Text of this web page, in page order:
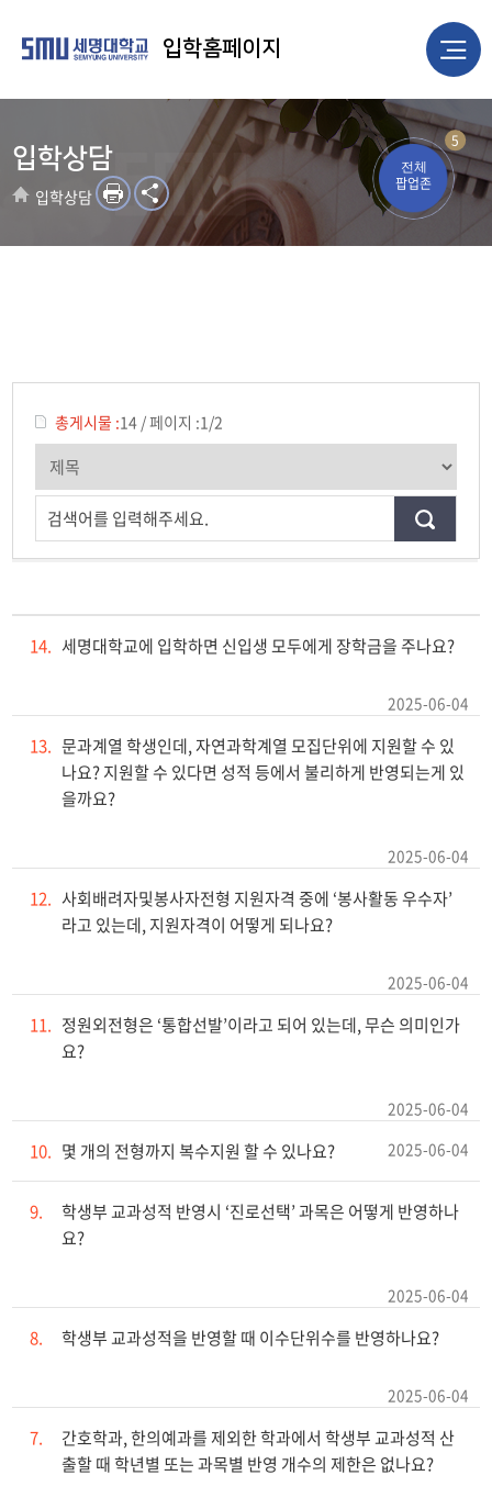
5
전체
팝업존
입학홈페이지
입학상담
입학상담
총게시물 :14 /페이지 :1/2
검색어를 입력해주세요.
14. 세명대학교에 입학하면 신입생 모두에게 장학금을 주나요?
2025-06-04
13. 문과계열 학생인데, 자연과학계열 모집단위에 지원할 수 있
나요? 지원할 수 있다면 성적 등에서 불리하게 반영되는게 있
을까요?
2025-06-04
12. 사회배려자및봉사자전형 지원자격 중에 ‘봉사활동 우수자’
라고 있는데, 지원자격이 어떻게 되나요?
2025-06-04
11. 정원외전형은 ‘통합선발’이라고 되어 있는데, 무슨 의미인가
요?
2025-06-04
10. 몇 개의 전형까지 복수지원 할 수 있나요? 2025-06-04
9.
학생부 교과성적 반영시 ‘진로선택’ 과목은 어떻게 반영하나
요?
2025-06-04
8. 학생부 교과성적을 반영할 때 이수단위수를 반영하나요?
2025-06-04
7.
간호학과, 한의예과를 제외한 학과에서 학생부 교과성적 산
출할 때 학년별 또는 과목별 반영 개수의 제한은 없나요?